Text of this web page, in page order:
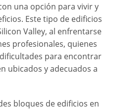
una opción para vivir y
Este tipo de edificios
Valley, al enfrentarse
profesionales, quienes
para encontrar
ubicados y adecuados a
bloques de edificios en